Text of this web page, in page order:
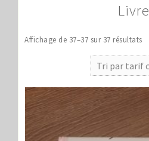
Livre
Affichage de 37–37 sur 37 résultats